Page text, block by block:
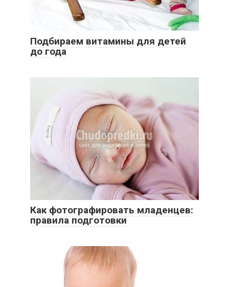
Подбираем витамины для детей
до года
Как фотографировать младенцев:
правила подготовки